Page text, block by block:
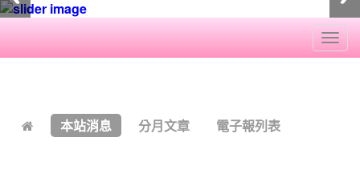
本站消息 分月文章 電子報列表